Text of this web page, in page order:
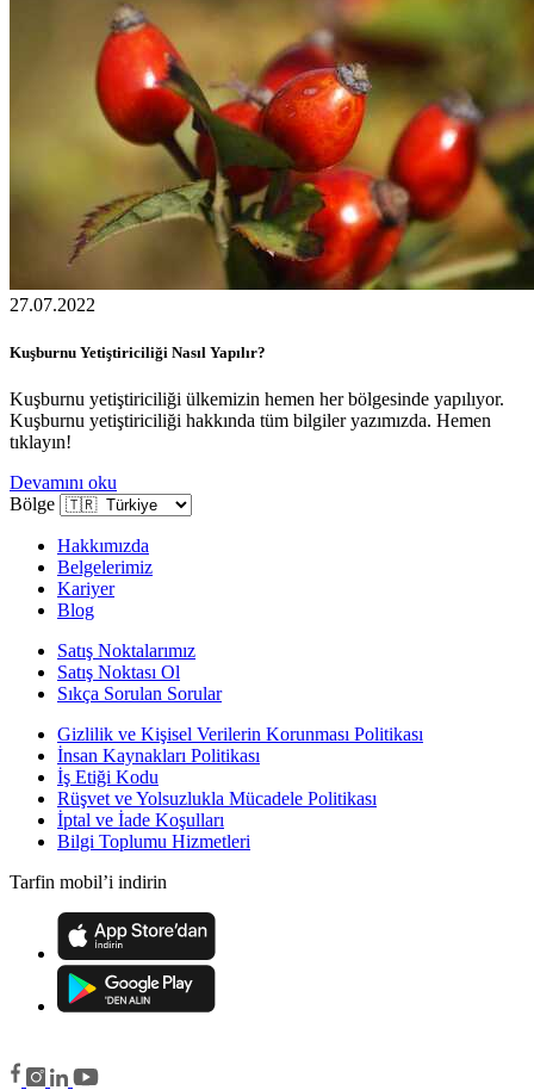
27.07.2022
Kuşburnu Yetiştiriciliği Nasıl Yapılır?
Kuşburnu yetiştiriciliği ülkemizin hemen her bölgesinde yapılıyor.
Kuşburnu yetiştiriciliği hakkında tüm bilgiler yazımızda. Hemen
tıklayın!
Devamını oku
Bölge
Hakkımızda
Belgelerimiz
Kariyer
Blog
Satış Noktalarımız
Satış Noktası Ol
Sıkça Sorulan Sorular
Gizlilik ve Kişisel Verilerin Korunması Politikası
İnsan Kaynakları Politikası
İş Etiği Kodu
Rüşvet ve Yolsuzlukla Mücadele Politikası
İptal ve İade Koşulları
Bilgi Toplumu Hizmetleri
Tarfin mobil’i indirin